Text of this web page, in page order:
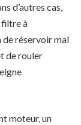
d’autres cas,
filtre à
de réservoir mal
de rouler
moteur, un